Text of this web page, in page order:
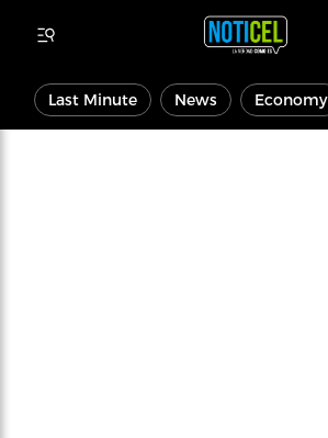
Last Minute News Economy